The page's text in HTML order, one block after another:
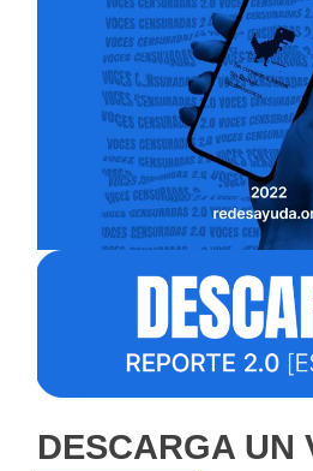
DESCARGA UN